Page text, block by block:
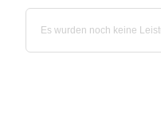
Es wurden noch keine